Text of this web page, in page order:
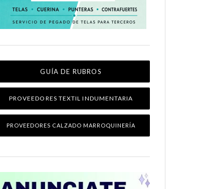
GUÍA DE RUBROS
PROVEEDORES TEXTIL INDUMENTARIA
PROVEEDORES CALZADO MARROQUINERÍA